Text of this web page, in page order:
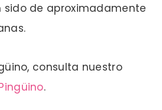
de aproximadamente
consulta nuestro
.